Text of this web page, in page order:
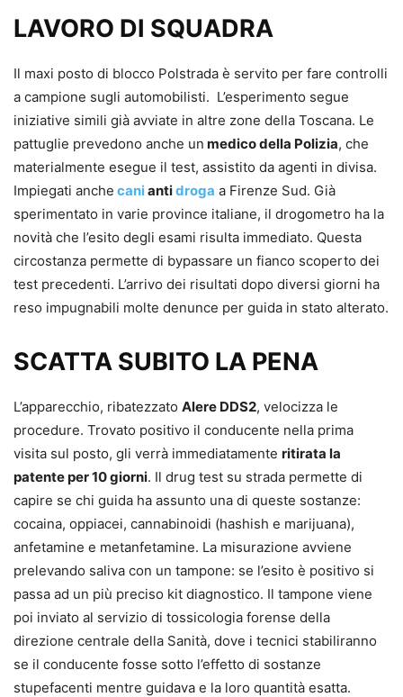
LAVORO DI SQUADRA
Il maxi posto di blocco Polstrada è servito per fare controlli
a campione sugli automobilisti. L’esperimento segue
iniziative simili già avviate in altre zone della Toscana. Le
pattuglie prevedono anche un medico della Polizia, che
materialmente esegue il test, assistito da agenti in divisa.
Impiegati anche caniantidroga a Firenze Sud. Già
sperimentato in varie province italiane, il drogometro ha la
novità che l’esito degli esami risulta immediato. Questa
circostanza permette di bypassare un fianco scoperto dei
test precedenti. L’arrivo dei risultati dopo diversi giorni ha
reso impugnabili molte denunce per guida in stato alterato.
SCATTA SUBITO LA PENA
L’apparecchio, ribatezzato Alere DDS2, velocizza le
procedure. Trovato positivo il conducente nella prima
visita sul posto, gli verrà immediatamente ritirata la
patente per 10 giorni. Il drug test su strada permette di
capire se chi guida ha assunto una di queste sostanze:
cocaina, oppiacei, cannabinoidi (hashish e marijuana),
anfetamine e metanfetamine. La misurazione avviene
prelevando saliva con un tampone: se l’esito è positivo si
passa ad un più preciso kit diagnostico. Il tampone viene
poi inviato al servizio di tossicologia forense della
direzione centrale della Sanità, dove i tecnici stabiliranno
se il conducente fosse sotto l’effetto di sostanze
stupefacenti mentre guidava e la loro quantità esatta.